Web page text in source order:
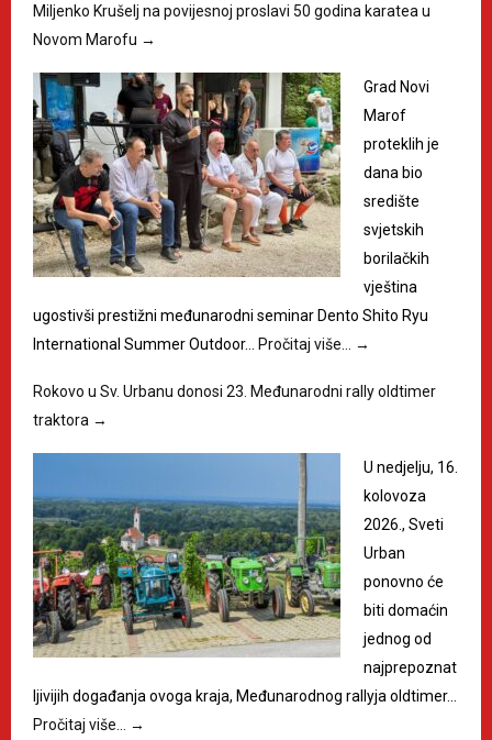
Miljenko Krušelj na povijesnoj proslavi 50 godina karatea u
Novom Marofu →
Grad Novi
Marof
proteklih je
dana bio
središte
svjetskih
borilačkih
vještina
ugostivši prestižni međunarodni seminar Dento Shito Ryu
International Summer Outdoor…
Pročitaj više… →
Rokovo u Sv. Urbanu donosi 23. Međunarodni rally oldtimer
traktora →
U nedjelju, 16.
kolovoza
2026., Sveti
Urban
ponovno će
biti domaćin
jednog od
najprepoznat
ljivijih događanja ovoga kraja, Međunarodnog rallyja oldtimer…
Pročitaj više…
→